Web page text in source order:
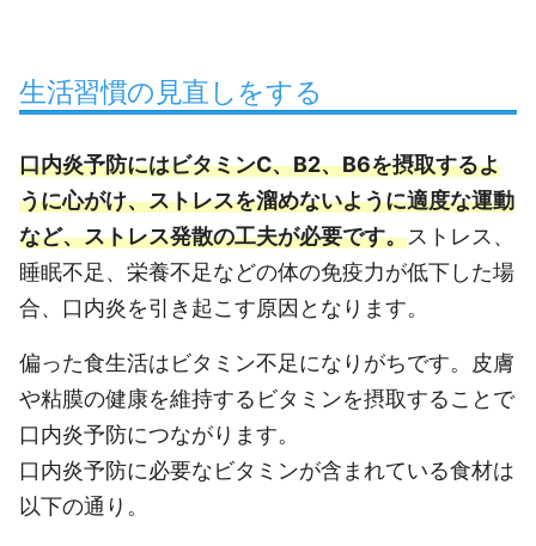
生活習慣の見直しをする
口内炎予防にはビタミンC、B2、B6を摂取するよ
うに心がけ、ストレスを溜めないように適度な運動
など、ストレス発散の工夫が必要です。ストレス、
睡眠不足、栄養不足などの体の免疫力が低下した場
合、口内炎を引き起こす原因となります。
偏った食生活はビタミン不足になりがちです。皮膚
や粘膜の健康を維持するビタミンを摂取することで
口内炎予防につながります。
口内炎予防に必要なビタミンが含まれている食材は
以下の通り。